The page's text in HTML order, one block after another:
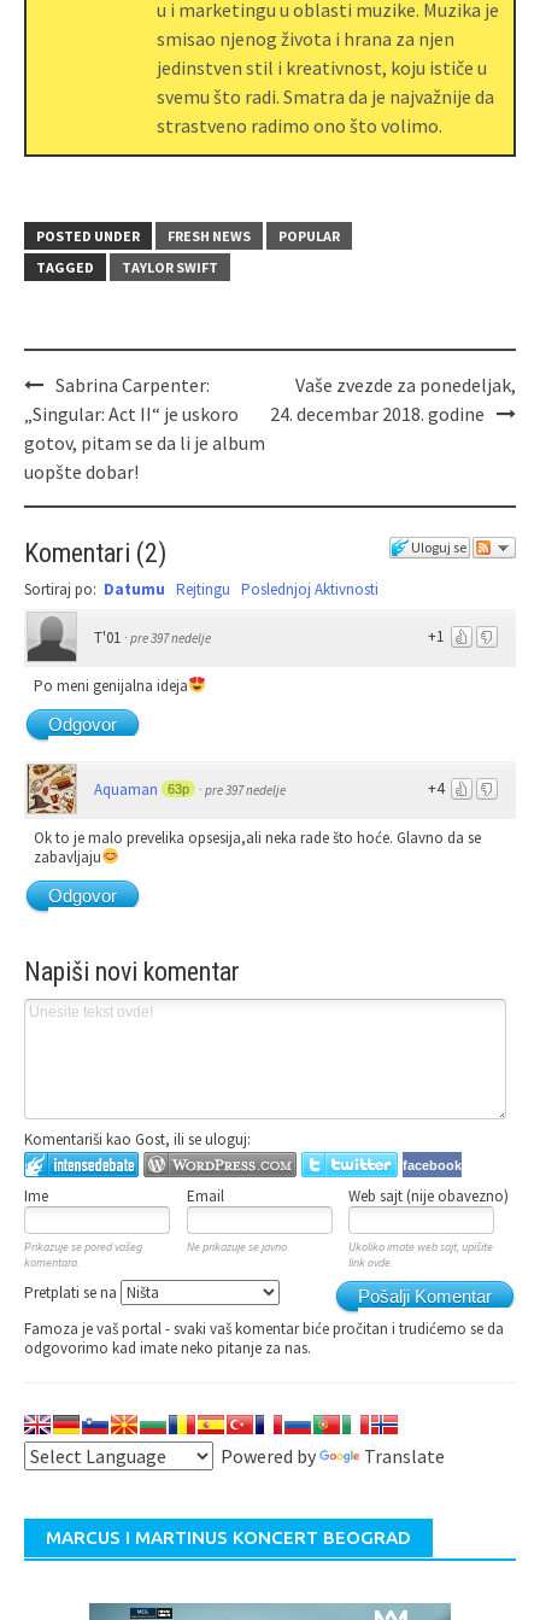
u i marketingu u oblasti muzike. Muzika je
smisao njenog života i hrana za njen
jedinstven stil i kreativnost, koju ističe u
svemu što radi. Smatra da je najvažnije da
strastveno radimo ono što volimo.
POSTED UNDER FRESH NEWS
POPULAR
TAGGED
TAYLOR SWIFT
Sabrina Carpenter:
„Singular: Act II“ je uskoro
gotov, pitam se da li je album
uopšte dobar!
Vaše zvezde za ponedeljak,
24. decembar 2018. godine
Uloguj se
Komentari (2)
Sortiraj po: Datumu Rejtingu Poslednjoj Aktivnosti
+1
T'01 · pre 397 nedelje
Po meni genijalna ideja
Odgovor
+4
Aquaman 63p · pre 397 nedelje
Ok to je malo prevelika opsesija,ali neka rade što hoće. Glavno da se
zabavljaju
Odgovor
Napiši novi komentar
Komentariši kao Gost, ili se uloguj:
facebook
Ime Email Web sajt (nije obavezno)
Prikazuje se pored vašeg
komentara.
Ne prikazuje se javno.
Ukoliko imate web sajt, upišite
link ovde.
Pošalji Komentar
Pretplati se na
Famoza je vaš portal - svaki vaš komentar biće pročitan i trudićemo se da
odgovorimo kad imate neko pitanje za nas.
Powered by Translate
MARCUS I MARTINUS KONCERT BEOGRAD